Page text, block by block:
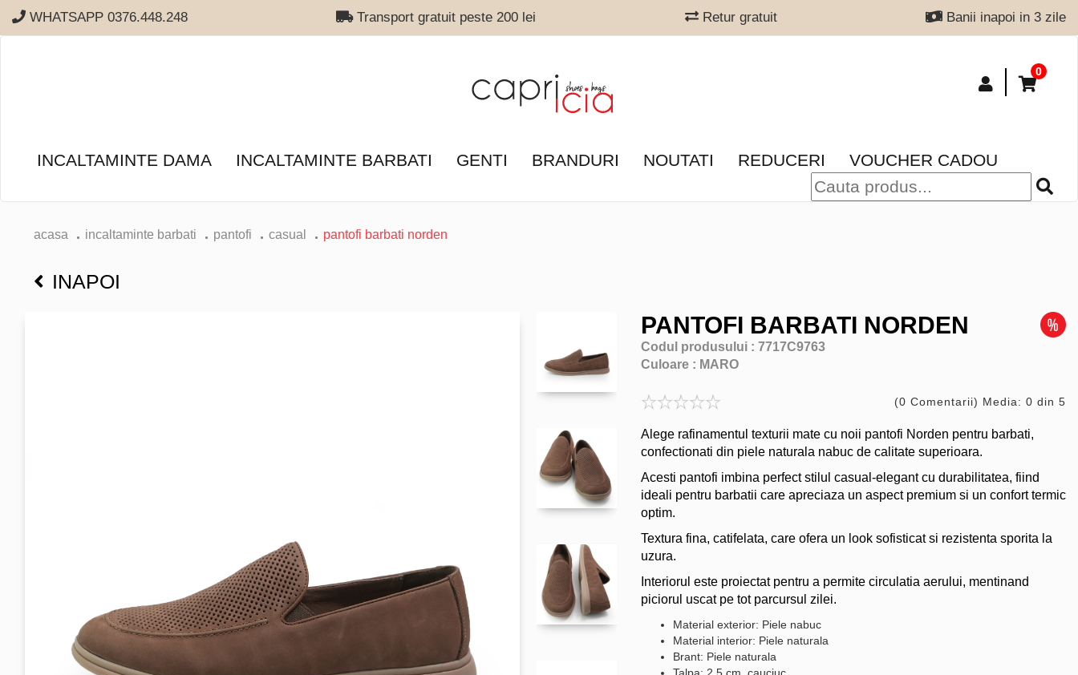
WHATSAPP 0376.448.248 Transport gratuit peste 200 lei Retur gratuit Banii inapoi in 3 zile
0
INCALTAMINTE DAMA INCALTAMINTE BARBATI GENTI BRANDURI NOUTATI REDUCERI VOUCHER CADOU
acasa incaltaminte barbati pantofi casual pantofi barbati norden
INAPOI
PANTOFI BARBATI NORDEN
Codul produsului : 7717C9763
Culoare : MARO
(0 Comentarii) Media: 0 din 5
Alege rafinamentul texturii mate cu noii pantofi Norden pentru barbati,
confectionati din piele naturala nabuc de calitate superioara.
Acesti pantofi imbina perfect stilul casual-elegant cu durabilitatea, fiind
ideali pentru barbatii care apreciaza un aspect premium si un confort termic
optim.
Textura fina, catifelata, care ofera un look sofisticat si rezistenta sporita la
uzura.
Interiorul este proiectat pentru a permite circulatia aerului, mentinand
piciorul uscat pe tot parcursul zilei.
Material exterior: Piele nabuc
Material interior: Piele naturala
Brant: Piele naturala